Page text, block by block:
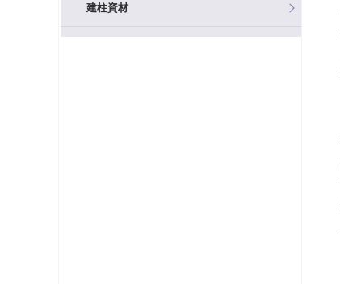
建柱資材